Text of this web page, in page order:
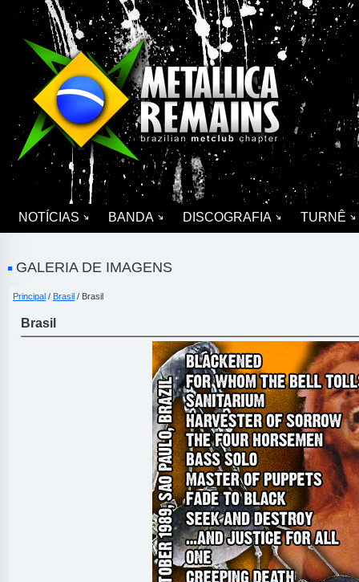
NOTÍCIAS BANDA DISCOGRAFIA TURNÊ
GALERIA DE IMAGENS
Principal / Brasil / Brasil
Brasil